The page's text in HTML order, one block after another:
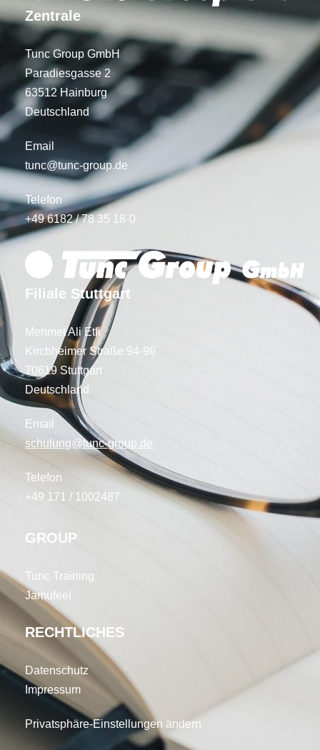
Zentrale
Tunc Group GmbH
Paradiesgasse 2
63512 Hainburg
Deutschland
Email
tunc@tunc-group.de
Telefon
+49 6182 / 78 35 18-0
Filiale Stuttgart
Mehmet Ali Etli
Kirchheimer Straße 94-96
70619 Stuttgart
Deutschland
Email
schulung@tunc-group.de
Telefon
+49 171 / 1002487
GROUP
Tunc Training
Jamufeel
RECHTLICHES
Datenschutz
Impressum
Privatsphäre-Einstellungen ändern